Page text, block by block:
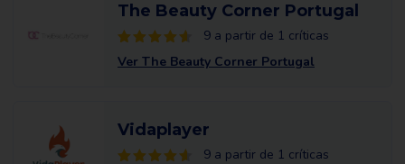
The Beauty Corner Portugal
9 a partir de 1 críticas
Ver The Beauty Corner Portugal
Vidaplayer
9 a partir de 1 críticas